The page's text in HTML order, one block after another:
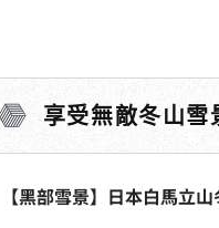
享受無敵冬山雪
【黑部雪景】日本白馬立